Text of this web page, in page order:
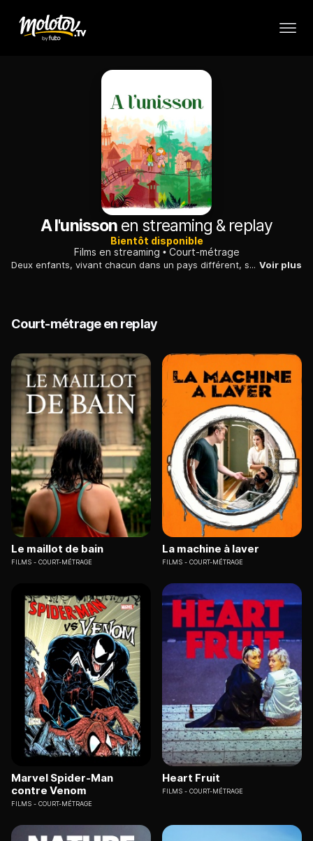
A l'unisson en streaming & replay
Bientôt disponible
Films en streaming
Court-métrage
Deux enfants, vivant chacun dans un pays différent, se lient d'amitié à travers une correspondance épistolaire. Voir plus
Court-métrage en replay
Le maillot de bain
FILMS COURT-MÉTRAGE
La machine à laver
FILMS COURT-MÉTRAGE
Marvel Spider-Man
contre Venom
FILMS COURT-MÉTRAGE
Heart Fruit
FILMS COURT-MÉTRAGE